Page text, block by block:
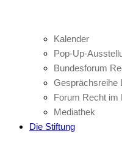
Kalender
Pop-Up-
Bundesforum
Gesprächsreihe
Forum Recht im
Mediathek
Die Stiftung